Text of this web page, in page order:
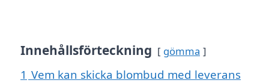
Innehållsförteckning gömma
1 Vem kan skicka blombud med leverans